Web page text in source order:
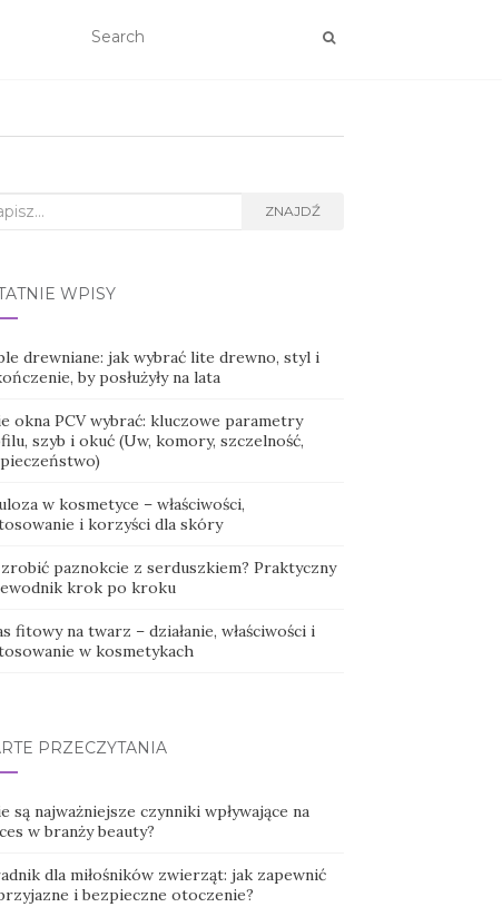
ZNAJDŹ
WPISY
drewniane: jak wybrać lite drewno, styl i
by posłużyły na lata
okna PCV wybrać: kluczowe parametry
szyb i okuć (Uw, komory, szczelność,
w kosmetyce – właściwości,
i korzyści dla skóry
zrobić paznokcie z serduszkiem? Praktyczny
krok po kroku
fitowy na twarz – działanie, właściwości i
w kosmetykach
PRZECZYTANIA
są najważniejsze czynniki wpływające na
w branży beauty?
dla miłośników zwierząt: jak zapewnić
i bezpieczne otoczenie?